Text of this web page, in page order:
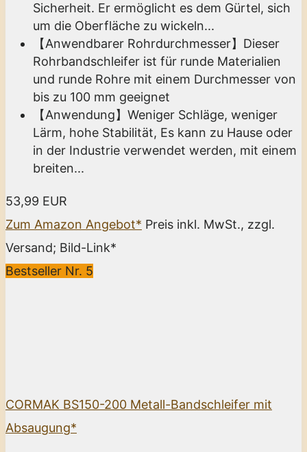
Sicherheit. Er ermöglicht es dem Gürtel, sich
um die Oberfläche zu wickeln...
【Anwendbarer Rohrdurchmesser】Dieser
Rohrbandschleifer ist für runde Materialien
und runde Rohre mit einem Durchmesser von
bis zu 100 mm geeignet
【Anwendung】Weniger Schläge, weniger
Lärm, hohe Stabilität, Es kann zu Hause oder
in der Industrie verwendet werden, mit einem
breiten...
53,99 EUR
Zum Amazon Angebot* Preis inkl. MwSt., zzgl.
Versand; Bild-Link*
Bestseller Nr. 5
CORMAK BS150-200 Metall-Bandschleifer mit
Absaugung*